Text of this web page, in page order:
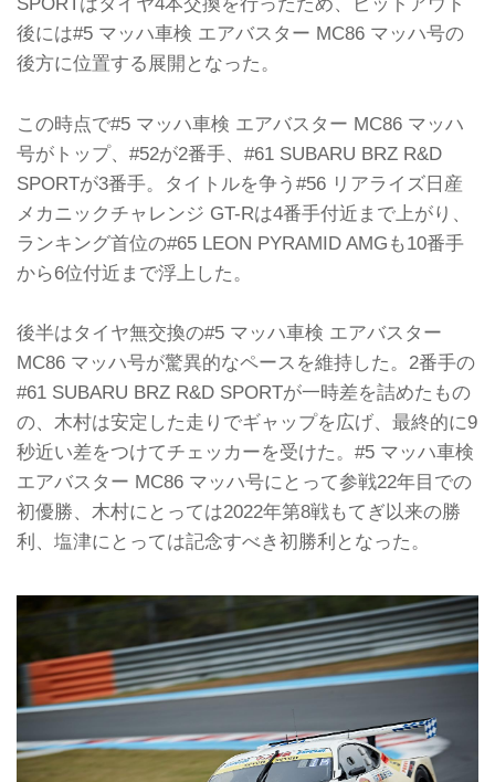
後には#5 マッハ車検 エアバスター MC86 マッハ号の
後方に位置する展開となった。
この時点で#5 マッハ車検 エアバスター MC86 マッハ
号がトップ、#52が2番手、#61 SUBARU BRZ R&D
SPORTが3番手。タイトルを争う#56 リアライズ日産
メカニックチャレンジ GT-Rは4番手付近まで上がり、
ランキング首位の#65 LEON PYRAMID AMGも10番手
から6位付近まで浮上した。
後半はタイヤ無交換の#5 マッハ車検 エアバスター
MC86 マッハ号が驚異的なペースを維持した。2番手の
#61 SUBARU BRZ R&D SPORTが一時差を詰めたもの
の、木村は安定した走りでギャップを広げ、最終的に9
秒近い差をつけてチェッカーを受けた。#5 マッハ車検
エアバスター MC86 マッハ号にとって参戦22年目での
初優勝、木村にとっては2022年第8戦もてぎ以来の勝
利、塩津にとっては記念すべき初勝利となった。